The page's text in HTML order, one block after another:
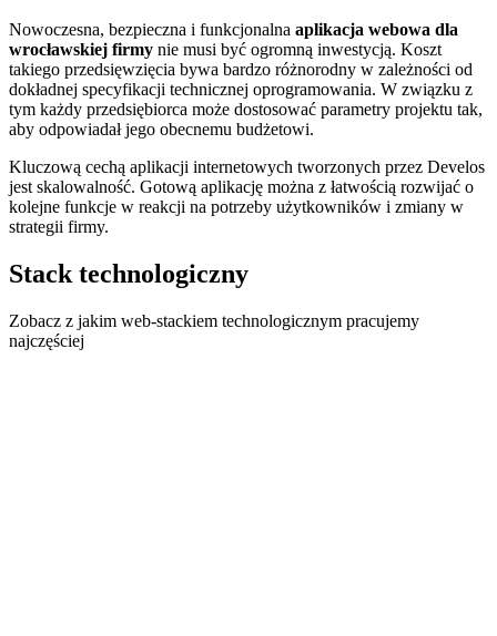
Nowoczesna, bezpieczna i funkcjonalna aplikacja webowa dla
wrocławskiej firmy nie musi być ogromną inwestycją. Koszt
takiego przedsięwzięcia bywa bardzo różnorodny w zależności od
dokładnej specyfikacji technicznej oprogramowania. W związku z
tym każdy przedsiębiorca może dostosować parametry projektu tak,
aby odpowiadał jego obecnemu budżetowi.
Kluczową cechą aplikacji internetowych tworzonych przez Develos
jest skalowalność. Gotową aplikację można z łatwością rozwijać o
kolejne funkcje w reakcji na potrzeby użytkowników i zmiany w
strategii firmy.
Stack technologiczny
Zobacz z jakim web-stackiem technologicznym pracujemy
najczęściej